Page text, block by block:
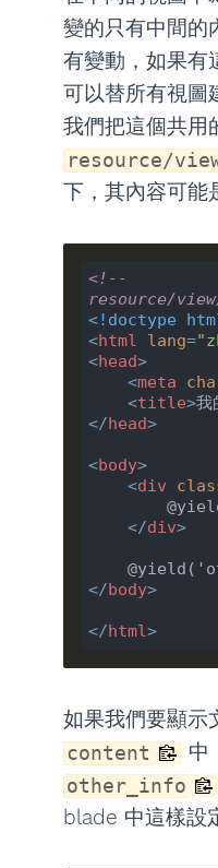
變的只有中間的
有變動，如果有
可以替所有視圖
我們把這個共用
resource/
下，其內容可能
<!--
resource/
<!doctype
<html lang=
<head>
<meta
<title>我
</head>
<body>
<div
        @yield('content')
</div>
</body>
</html>
如果我們要顯示
content 中
other_info
blade 中這樣設